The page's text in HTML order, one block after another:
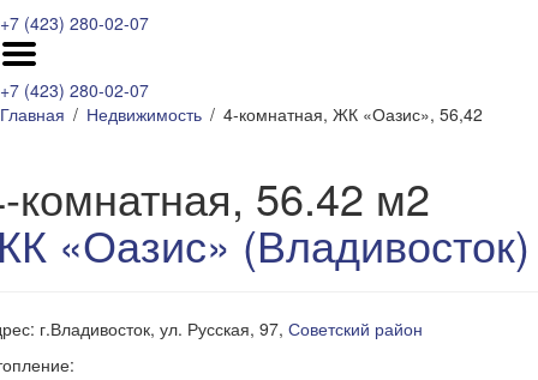
+7 (423) 280-02-07
+7 (423) 280-02-07
Главная
Недвижимость 4-комнатная, ЖК «Оазис», 56,42
комнатная, 56.42 м2
«Оазис» (Владивосток)
г.Владивосток, ул. Русская, 97, Советский район